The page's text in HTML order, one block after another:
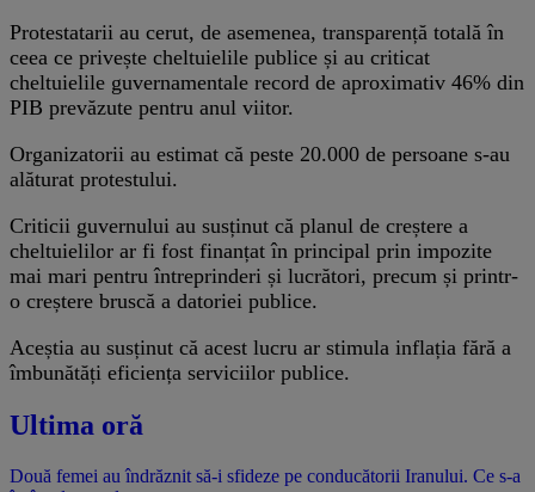
Protestatarii au cerut, de asemenea, transparență totală în
ceea ce privește cheltuielile publice și au criticat
cheltuielile guvernamentale record de aproximativ 46% din
PIB prevăzute pentru anul viitor.
Organizatorii au estimat că peste 20.000 de persoane s-au
alăturat protestului.
Criticii guvernului au susținut că planul de creștere a
cheltuielilor ar fi fost finanțat în principal prin impozite
mai mari pentru întreprinderi și lucrători, precum și printr-
o creștere bruscă a datoriei publice.
Aceștia au susținut că acest lucru ar stimula inflația fără a
îmbunătăți eficiența serviciilor publice.
Ultima oră
Două femei au îndrăznit să-i sfideze pe conducătorii Iranului. Ce s-a